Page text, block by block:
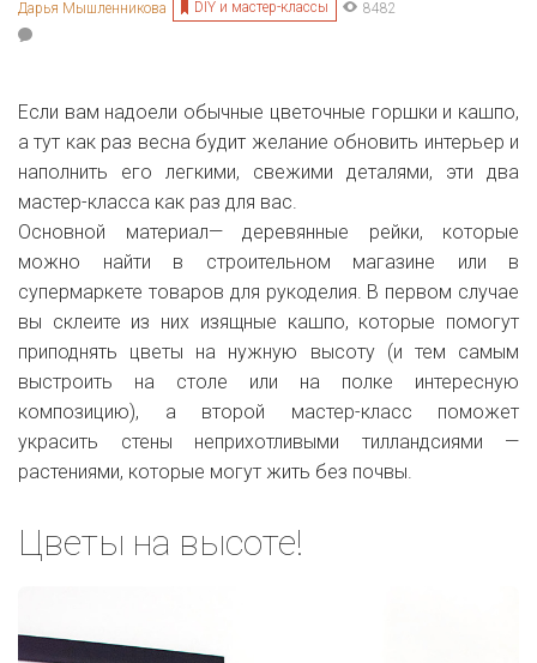
Дарья Мышленникова DIY и мастер-классы 8482
Если вам надоели обычные цветочные горшки и кашпо,
а тут как раз весна будит желание обновить интерьер и
наполнить его легкими, свежими деталями, эти два
мастер-класса как раз для вас.
Основной материал— деревянные рейки, которые
можно найти в строительном магазине или в
супермаркете товаров для рукоделия. В первом случае
вы склеите из них изящные кашпо, которые помогут
приподнять цветы на нужную высоту (и тем самым
выстроить на столе или на полке интересную
композицию), а второй мастер-класс поможет
украсить стены неприхотливыми тилландсиями —
растениями, которые могут жить без почвы.
Цветы на высоте!